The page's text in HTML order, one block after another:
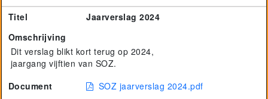
Titel
Jaarverslag 2024
Omschrijving
Dit verslag blikt kort terug op 2024,
jaargang vijftien van SOZ.
Document
SOZ jaarverslag 2024.pdf